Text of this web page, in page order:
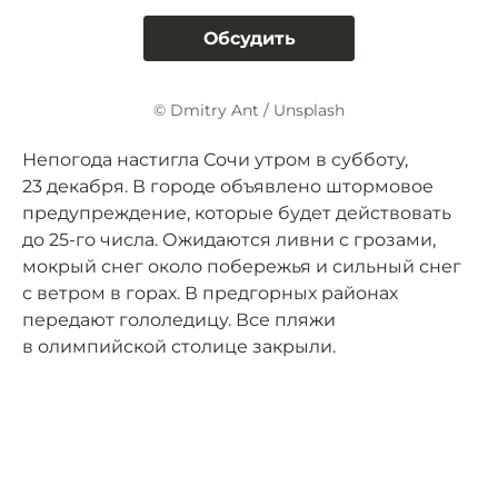
Обсудить
© Dmitry Ant / Unsplash
Непогода настигла Сочи утром в субботу,
23 декабря. В городе объявлено штормовое
предупреждение, которые будет действовать
до 25-го числа. Ожидаются ливни с грозами,
мокрый снег около побережья и сильный снег
с ветром в горах. В предгорных районах
передают гололедицу. Все пляжи
в олимпийской столице закрыли.